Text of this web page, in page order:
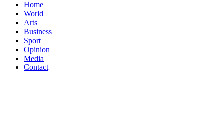
Home
World
Arts
Business
Sport
Opinion
Media
Contact